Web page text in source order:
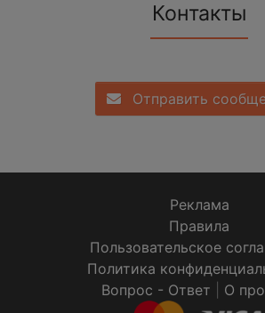
Контакты
Отправить
Реклама
Правила
Пользовательское
Политика
Вопрос - Ответ
О